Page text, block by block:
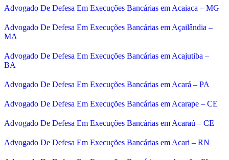
Advogado De Defesa Em Execuções Bancárias em Acaiaca – MG
Advogado De Defesa Em Execuções Bancárias em Açailândia –
MA
Advogado De Defesa Em Execuções Bancárias em Acajutiba –
BA
Advogado De Defesa Em Execuções Bancárias em Acará – PA
Advogado De Defesa Em Execuções Bancárias em Acarape – CE
Advogado De Defesa Em Execuções Bancárias em Acaraú – CE
Advogado De Defesa Em Execuções Bancárias em Acari – RN